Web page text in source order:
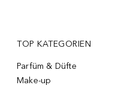
TOP KATEGORIEN
Parfüm & Düfte
Make-up